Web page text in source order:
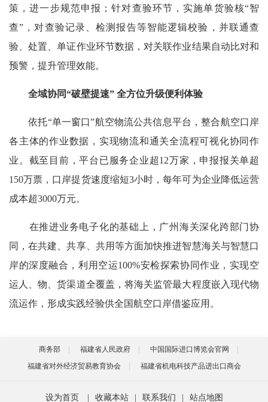
策，进一步规范申报；针对查验环节，实施单货验核“智
查”，对查验记录、检测报告等智能逻辑校验，并联通查
验、处置、单证作业环节数据，对关联作业结果自动比对和
预警，提升管理效能。
全域协同“破壁提速” 全方位升级便利体验
依托“单一窗口”航空物流公共信息平台，整合航空口岸
各主体的作业数据，实现物流和通关全流程可视化协同作
业。截至目前，平台已服务企业超12万家，申报报关单超
150万票，口岸提货速度缩短3小时，每年可为企业降低运营
成本超3000万元。
在推进业务电子化的基础上，广州海关深化跨部门协
同，在共建、共享、共用等方面加快推进智慧海关与智慧口
岸的深度融合，利用空运100%安检探索协同作业，实现空
运人、物、货渠道全覆盖，将海关监管最大程度嵌入现代物
流运作，形成实践经验供全国航空口岸借鉴应用。
商务部 福建省人民政府
中国国际进口博览会官网
福建省对外经济贸易教育协会
福建省机电科技产品进出口商会
设为首页 收藏本站 联系我们 站点地图